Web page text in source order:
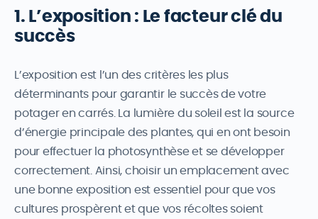
1. L’exposition : Le facteur clé du
succès
L’exposition est l’un des critères les plus
déterminants pour garantir le succès de votre
potager en carrés. La lumière du soleil est la source
d’énergie principale des plantes, qui en ont besoin
pour effectuer la photosynthèse et se développer
correctement. Ainsi, choisir un emplacement avec
une bonne exposition est essentiel pour que vos
cultures prospèrent et que vos récoltes soient